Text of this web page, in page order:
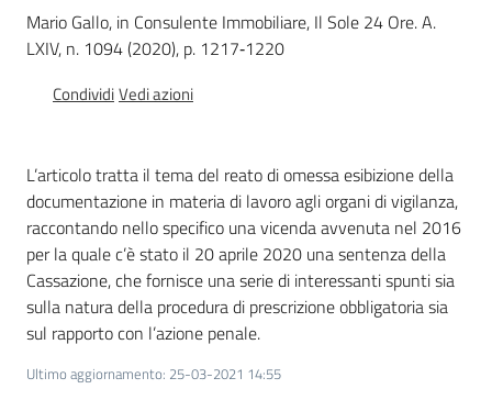
Servizi
Ambiti
INAIL
Mario Gallo, in Consulente Immobiliare, Il Sole 24 Ore. A.
LXIV, n. 1094 (2020), p. 1217‐1220
CondividiVedi azioni
L’articolo tratta il tema del reato di omessa esibizione della
documentazione in materia di lavoro agli organi di vigilanza,
raccontando nello specifico una vicenda avvenuta nel 2016
per la quale c’è stato il 20 aprile 2020 una sentenza della
Cassazione, che fornisce una serie di interessanti spunti sia
sulla natura della procedura di prescrizione obbligatoria sia
sul rapporto con l’azione penale.
Ultimo aggiornamento: 25-03-2021 14:55